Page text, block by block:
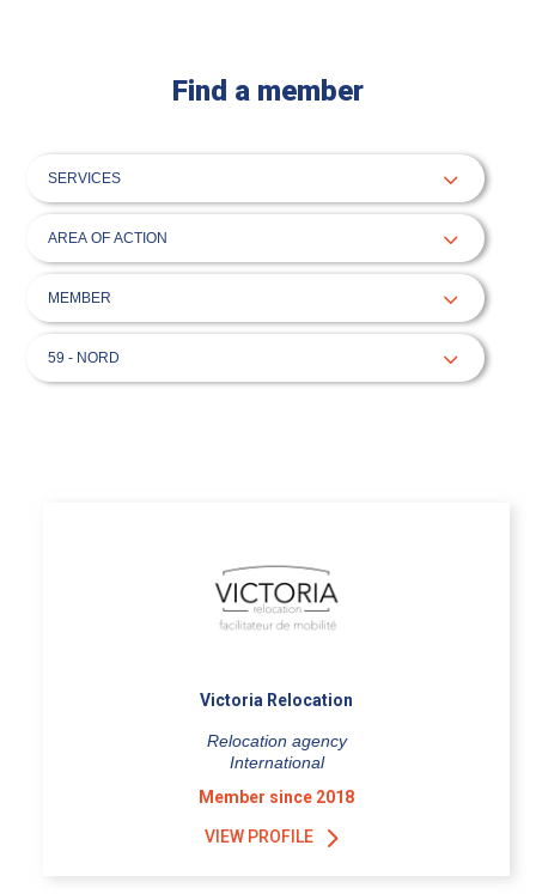
Find a member
Victoria Relocation
Relocation agency
International
Member since 2018
VIEW PROFILE